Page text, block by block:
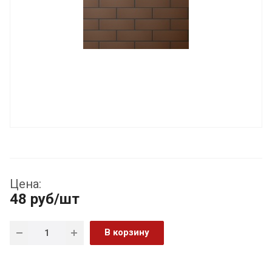
Цена:
48 руб/шт
В корзину